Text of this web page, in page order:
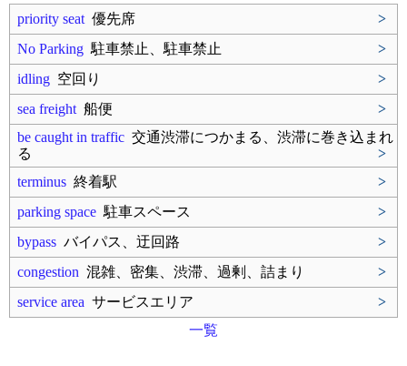
priority seat 優先席
>
No Parking 駐車禁止、駐車禁止
>
idling 空回り
>
sea freight 船便
>
be caught in traffic 交通渋滞につかまる、渋滞に巻き込まれ
る
>
terminus 終着駅
>
parking space 駐車スペース
>
bypass バイパス、迂回路
>
congestion 混雑、密集、渋滞、過剰、詰まり
>
service area サービスエリア
>
一覧